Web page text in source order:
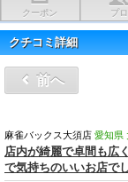
クーポン プロ
クチコミ詳細
前へ
麻雀バックス大須店 愛知県
店内が綺麗で卓間も広
で気持ちのいいお店でし